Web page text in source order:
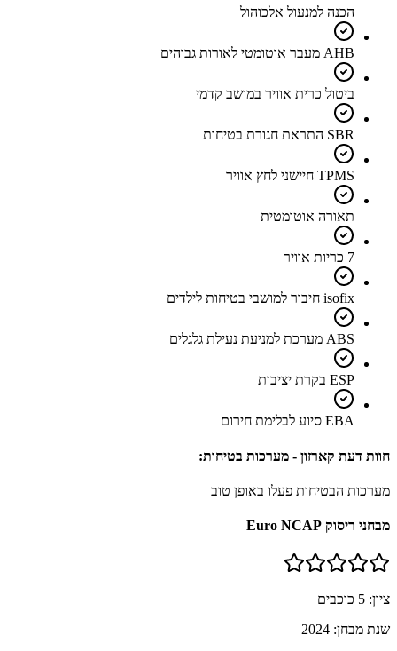
הכנה למנעול אלכוהול
AHB מעבר אוטומטי לאורות גבוהים
ביטול כרית אוויר במושב קדמי
SBR התראת חגורת בטיחות
TPMS חיישני לחץ אוויר
תאורה אוטומטית
7 כריות אוויר
isofix חיבור למושבי בטיחות לילדים
ABS מערכת למניעת נעילת גלגלים
ESP בקרת יציבות
EBA סיוע לבלימת חירום
חוות דעת קארזון - מערכות בטיחות:
מערכות הבטיחות פעלו באופן טוב
מבחני ריסוק Euro NCAP
ציון: 5 כוכבים
שנת מבחן: 2024